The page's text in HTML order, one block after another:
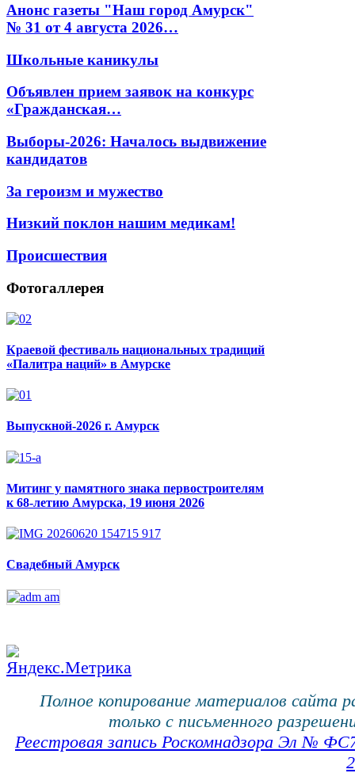
Анонс газеты "Наш город Амурск"
№ 31 от 4 августа 2026…
Школьные каникулы
Объявлен прием заявок на конкурс
«Гражданская…
Выборы-2026: Началось выдвижение
кандидатов
За героизм и мужество
Низкий поклон нашим медикам!
Происшествия
Фотогаллерея
Краевой фестиваль национальных традиций
«Палитра наций» в Амурске
Выпускной-2026 г. Амурск
Митинг у памятного знака первостроителям
к 68-летию Амурска, 19 июня 2026
Свадебный Амурск
Полное копирование материалов сайта
только с письменного
Реестровая запись Роскомнадзора Эл №